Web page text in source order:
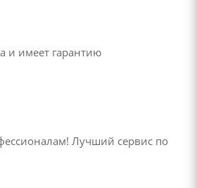
и имеет гарантию
Лучший сервис по